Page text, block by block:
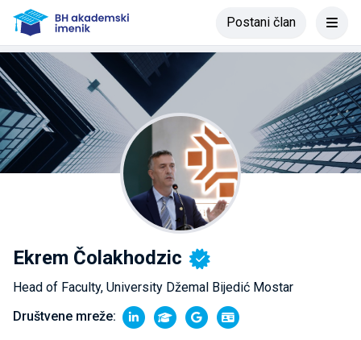
Postani član
Ekrem Čolakhodzic
Head of Faculty, University Džemal Bijedić Mostar
Društvene mreže: